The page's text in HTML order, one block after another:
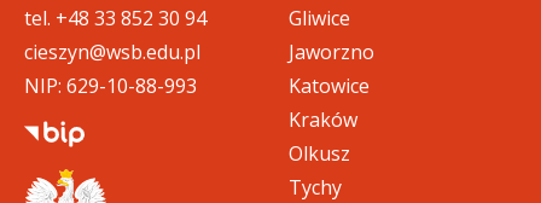
tel. +48 33 852 30 94
cieszyn@wsb.edu.pl
NIP: 629-10-88-993
Gliwice
Jaworzno
Katowice
Kraków
Olkusz
Tychy